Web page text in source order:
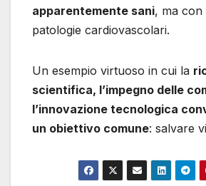
apparentemente sani, ma con
patologie cardiovascolari.
Un esempio virtuoso in cui la
scientifica, l’impegno delle
l’innovazione tecnologica
un obiettivo comune: salvare